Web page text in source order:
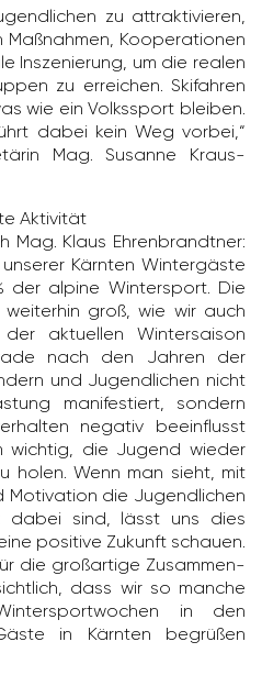
zu attrak­ti­vieren,
Koope­ra­tionen
Insze­nie­rung, um die realen
zu errei­chen. Skifahren
wie ein Volks­sport bleiben.
dabei kein Weg vorbei,“
Mag. Susanne Kraus-
Akti­vität
Klaus Ehren­brandtner:
Kärnten Winter­gäste
der alpine Winter­sport. Die
groß, wie wir auch
aktu­ellen Winter­saison
nach den Jahren der
und Jugend­li­chen nicht
mani­fes­tiert, sondern
negativ beein­flusst
wichtig, die Jugend wieder
holen. Wenn man sieht, mit
Moti­va­tion die Jugend­li­chen
dabei sind, lässt uns dies
posi­tive Zukunft schauen.
die groß­ar­tige Zusam­men­
dass wir so manche
in den
in Kärnten begrüßen